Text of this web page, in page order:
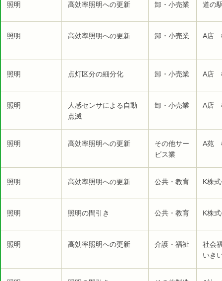
照明 高効率照明への更新 卸・小売業 道の
照明 高効率照明への更新 卸・小売業 A店
照明 点灯区分の細分化 卸・小売業 A店
照明
人感センサによる自動
点滅
卸・小売業 A店
照明 高効率照明への更新
その他サー
ビス業
A苑
照明 高効率照明への更新 公共・教育 K株
照明 照明の間引き 公共・教育 K株
照明 高効率照明への更新 介護・福祉
社会
いき